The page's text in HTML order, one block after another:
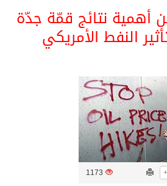
في الجييش الكويتي
أهمية نتائج قمّة جدّة
النفط الأمريكي
+
1173